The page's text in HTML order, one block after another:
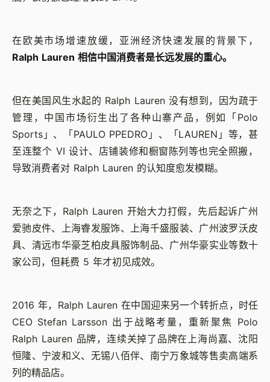
在欧美市场增速放缓，亚洲经济快速发展的背景下，
Ralph Lauren 相信中国消费者是长远发展的重心。
但在美国风生水起的 Ralph Lauren 没有想到，因为疏于
管理，中国市场衍生出了各种山寨产品，例如「Polo
Sports」、「PAULO PPEDRO」、「LAUREN」等，甚
至连整个 VI 设计、店铺装修和橱窗陈列等也完全照搬，
导致消费者对 Ralph Lauren 的认知度愈发模糊。
无奈之下，Ralph Lauren 开始大力打假，先后起诉广州
爱驰皮件、上海睿发服饰、上海千盛服装、广州波罗沃皮
具、清远市华豪芝柏皮具服饰制品、广州华豪实业等数十
家公司，但耗费 5 年才初见成效。
2016 年，Ralph Lauren 在中国迎来另一个转折点，时任
CEO Stefan Larsson 出于战略考量，重新聚焦 Polo
Ralph Lauren 品牌，连续关掉了品牌在上海尚嘉、沈阳
恒隆、宁波和义、无锡八佰伴、南宁万象城等售卖高端系
列的精品店。